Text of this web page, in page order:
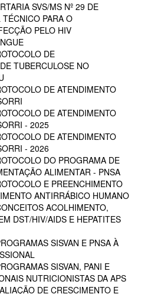
SVS/MS Nº 29 DE
PARA O
PELO HIV
DE
TUBERCULOSE NO
DE ATENDIMENTO
DE ATENDIMENTO
- 2025
DE ATENDIMENTO
- 2026
DO PROGRAMA DE
ALIMENTAR - PNSA
E PREENCHIMENTO
ANTIRRÁBICO HUMANO
ACOLHIMENTO,
DST/HIV/AIDS E HEPATITES
SISVAN E PNSA À
SISVAN, PANI E
NUTRICIONISTAS DA APS
DE CRESCIMENTO E